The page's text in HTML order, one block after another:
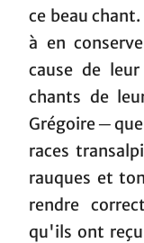
ce beau
à en
cause de
chants de
Grégoire ─
races
rauques et
rendre
qu'ils ont reçu